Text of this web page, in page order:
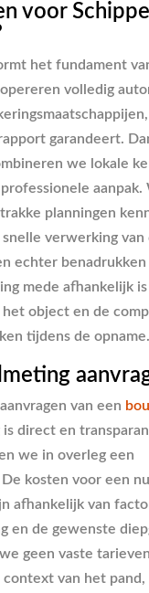
voor
het fundament
volledig
garandeert.
we lokale
aanpak.
planningen
verwerking van
echter benadrukken
mede afhankelijk is
object en de
tijdens de opname.
van een
direct en
we in overleg een
kosten voor een
afhankelijk van
en de gewenste
geen vaste
van het pand,